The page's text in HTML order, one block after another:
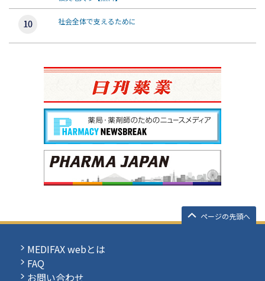
社会全体で支えるために
ページの先頭へ
MEDIFAX webとは
FAQ
お問い合わせ